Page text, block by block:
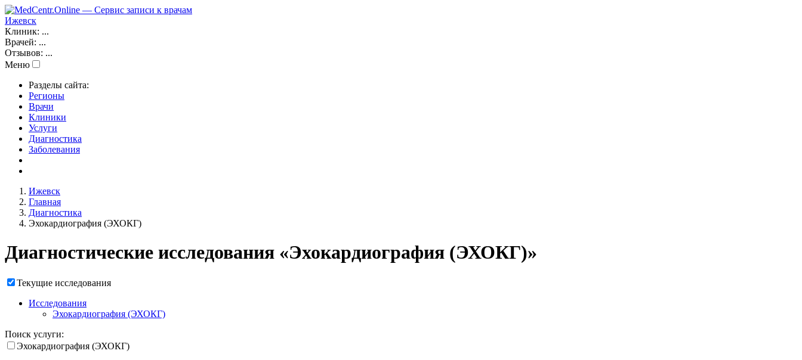
Ижевск
Клиник: ...
Врачей: ...
Отзывов: ...
Меню
Разделы сайта:
Регионы
Врачи
Клиники
Услуги
Диагностика
Заболевания
Ижевск
Главная
Диагностика
Эхокардиография (ЭХОКГ)
Диагностические исследования «Эхокардиография (ЭХОКГ)»
Текущие исследования
Исследования
Эхокардиография (ЭХОКГ)
Поиск услуги:
Эхокардиография (ЭХОКГ)